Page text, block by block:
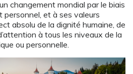
changement mondial par le biais
personnel, et à ses valeurs
absolu de la dignité humaine, de
à tous les niveaux de la
ou personnelle.